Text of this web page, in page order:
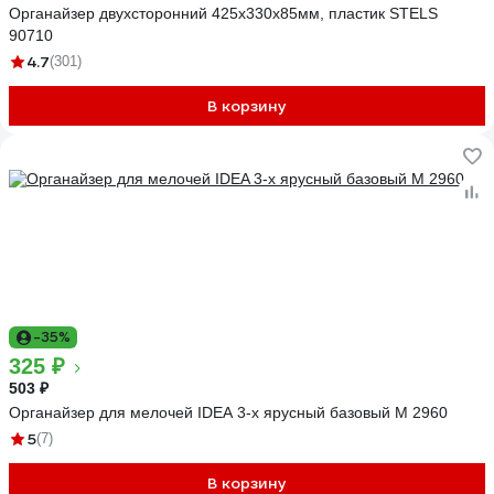
Органайзер двухсторонний 425x330x85мм, пластик STELS
90710
4.7(301)
В корзину
-35%
325 ₽
503 ₽
Органайзер для мелочей IDEA 3-х ярусный базовый М 2960
5(7)
В корзину